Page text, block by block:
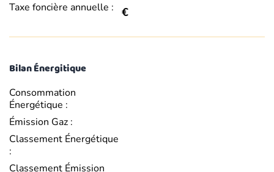
Taxe foncière annuelle : €
Bilan Énergitique
Consommation
Énergétique :
Émission Gaz :
Classement Énergétique
:
Classement Émission